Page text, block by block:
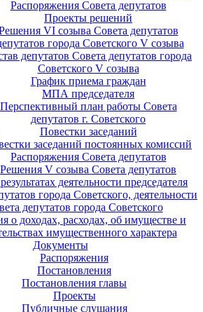
Распоряжения Совета депутатов
Проекты решений
VI созыва Совета депутатов
города Советского V созыва
депутатов Совета депутатов города
Советского V созыва
График приема граждан
МПА председателя
Перспективный план работы Совета
депутатов г. Советского
Повестки заседаний
заседаний постоянных комиссий
Распоряжения Совета депутатов
Решения V созыва Совета депутатов
деятельности председателя
города Советского, деятельности
депутатов города Советского
о доходах, расходах, об имуществе и
имущественного характера
Документы
Распоряжения
Постановления
Постановления главы
Проекты
Публичные слушания